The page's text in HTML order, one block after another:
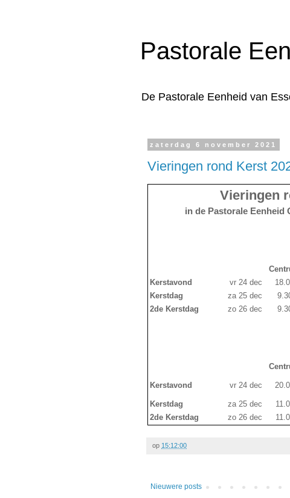
Pastorale
De Pastorale Eenheid van
zaterdag 6 november 2021
Vieringen rond Kerst
Vieringen
in de Pastorale Eenheid
Kerstavond
vr 24 dec
Kerstdag
za 25 dec
2de Kerstdag
zo 26 dec
Kerstavond vr 24 dec
Kerstdag za 25 dec
2de Kerstdag
zo 26 dec
op 15:12:00
Nieuwere posts